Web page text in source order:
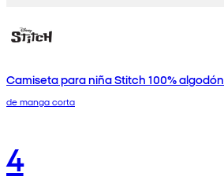
Camiseta para niña Stitch 100% algodón
de manga corta
4